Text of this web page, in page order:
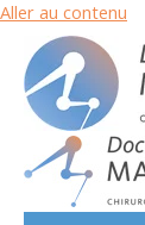
Aller au contenu